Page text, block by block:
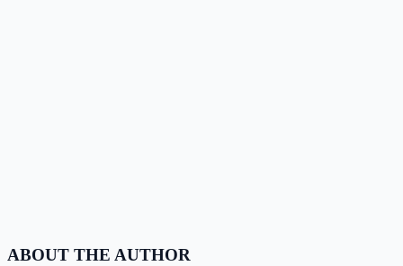
ABOUT THE AUTHOR